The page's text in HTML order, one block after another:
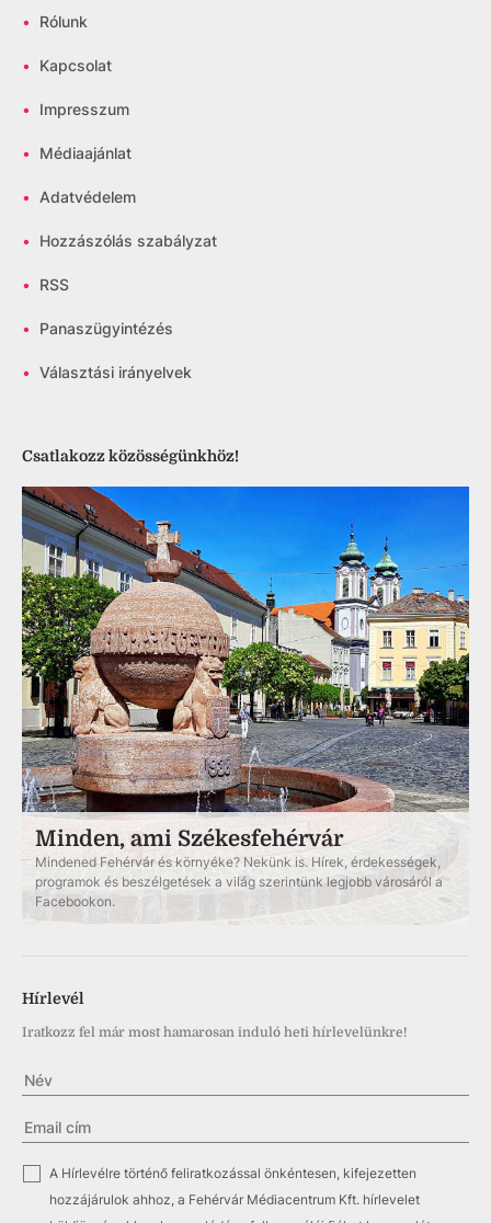
• Rólunk
• Kapcsolat
• Impresszum
• Médiaajánlat
• Adatvédelem
• Hozzászólás szabályzat
• RSS
• Panaszügyintézés
• Választási irányelvek
Csatlakozz közösségünkhöz!
Minden, ami Székesfehérvár
Mindened Fehérvár és környéke? Nekünk is. Hírek, érdekességek,
programok és beszélgetések a világ szerintünk legjobb városáról a
Facebookon.
Hírlevél
Iratkozz fel már most hamarosan induló heti hírlevelünkre!
A Hírlevélre történő feliratkozással önkéntesen, kifejezetten
hozzájárulok ahhoz, a Fehérvár Médiacentrum Kft. hírlevelet